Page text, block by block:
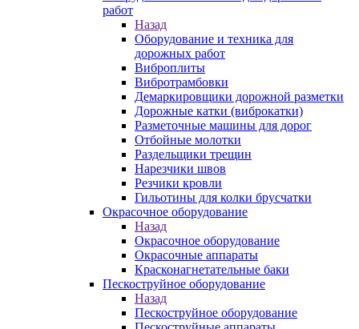
работ
Назад
Оборудование и техника для
дорожных работ
Виброплиты
Вибротрамбовки
Демаркировщики дорожной разметки
Дорожные катки (виброкатки)
Разметочные машины для дорог
Отбойные молотки
Раздельщики трещин
Нарезчики швов
Резчики кровли
Гильотины для колки брусчатки
Окрасочное оборудование
Назад
Окрасочное оборудование
Окрасочные аппараты
Красконагнетательные баки
Пескоструйное оборудование
Назад
Пескоструйное оборудование